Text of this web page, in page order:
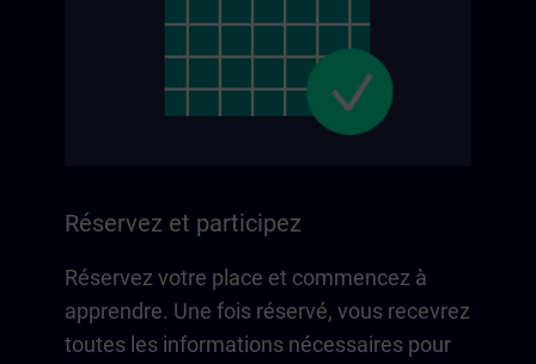
Réservez et participez
Réservez votre place et commencez à
apprendre. Une fois réservé, vous recevrez
toutes les informations nécessaires pour